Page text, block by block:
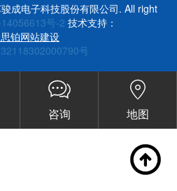
成电子科技股份有限公司. All right
号-2 技术支持：
铂网站建设
号
咨询 地图